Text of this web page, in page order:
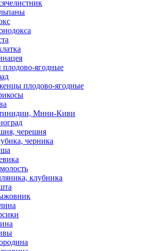
ягодные
плодово-ягодные
Мини-Киви
черешня
черника
клубника